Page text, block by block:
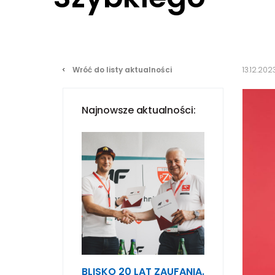
Wróć do listy aktualności
Najnowsze aktualności:
BLISKO 20 LAT ZAUFANIA.